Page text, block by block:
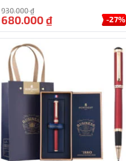
930.000₫
-27%
680.000₫